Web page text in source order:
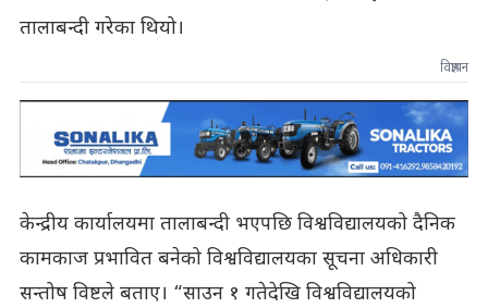
तालाबन्दी गरेका थियो।
विज्ञापन
केन्द्रीय कार्यालयमा तालाबन्दी भएपछि विश्वविद्यालयको दैनिक
कामकाज प्रभावित बनेको विश्वविद्यालयका सूचना अधिकारी
सन्तोष विष्टले बताए। “साउन १ गतेदेखि विश्वविद्यालयको